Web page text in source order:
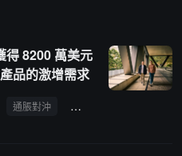
得 8200 萬美元
品的激增需求
通脹對沖 儲蓄產品